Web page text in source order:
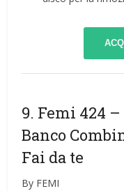
9. Femi 424
Banco
Fai da te
By FEMI